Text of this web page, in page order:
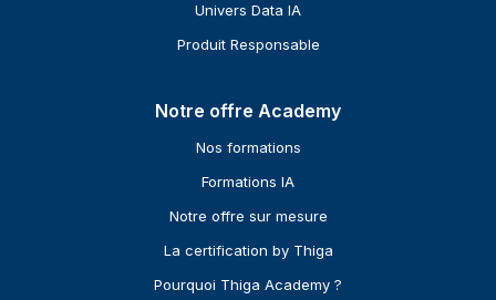
Univers Data IA
Produit Responsable
Notre offre Academy
Nos formations
Formations IA
Notre offre sur mesure
La certification by Thiga
Pourquoi Thiga Academy ?